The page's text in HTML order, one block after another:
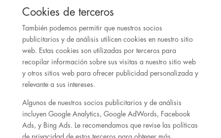
Cookies de terceros
También podemos permitir que nuestros socios
publicitarios y de análisis utilicen cookies en nuestro sitio
web. Estas cookies son utilizadas por terceros para
recopilar información sobre sus visitas a nuestro sitio web
y otros sitios web para ofrecer publicidad personalizada y
relevante a sus intereses.
Algunos de nuestros socios publicitarios y de análisis
incluyen Google Analytics, Google AdWords, Facebook
Ads, y Bing Ads. Le recomendamos que revise las políticas
de privacidad de estos terceros para obtener más